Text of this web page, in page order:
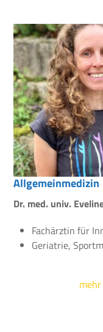
Allgemeinmedizin
Dr. med. univ.
Fachärztin für
Geriatrie,